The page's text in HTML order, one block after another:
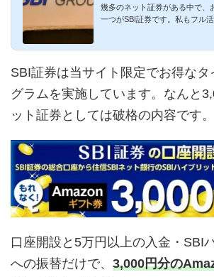
解説
幾多のネット証券がある中で、
一つがSBI証券です。私もフル
SBI証券は当サイト限定でお得なタ
グラムを実施しています。なんと
ット証券としては破格の内容です。
口座開設と5万円以上の入金・SBI
への振替だけで、 3,000円分の